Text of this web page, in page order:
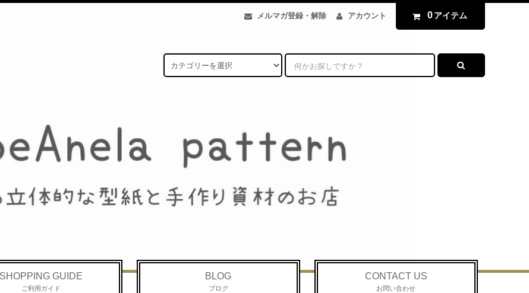
メルマガ登録・解除 アカウント 0 アイテム
SHOPPING GUIDE
ご利用ガイド
BLOG
ブログ
CONTACT US
お問い合わせ